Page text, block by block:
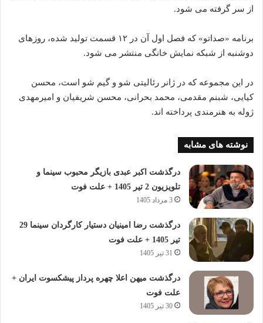
از سر گرفته‌‌‌‌‌ می‌ شود.
برنامه «صداتو» که فصل اول آن در ۱۲ قسمت تولید شده‌‌‌‌‌، روزهای
دوشنبه از شبکه نمایش خانگی منتشر می‌ شود.
در این مجموعه که در ژانر رئالیتی شو و گیم شو است، محسن
کیایی، شبنم مقدمی، محمد بحرانی، محسن شریفیان و امیرمهدی
ژوله به هنرمندی پرداخته‌ اند.
نوشته های مشابه
درگذشت اکبر عبدی بازیگر محبوب سینما و
تلویزیون 2 تیر 1405 + علت فوت
3 مرداد 1405
درگذشت رضا امینیان دستیار کارگردان سینما 29
تیر 1405 + علت فوت
31 تیر 1405
درگذشت میهن اعلا چهره پرداز پیشکسوت ایران +
علت فوت
30 تیر 1405